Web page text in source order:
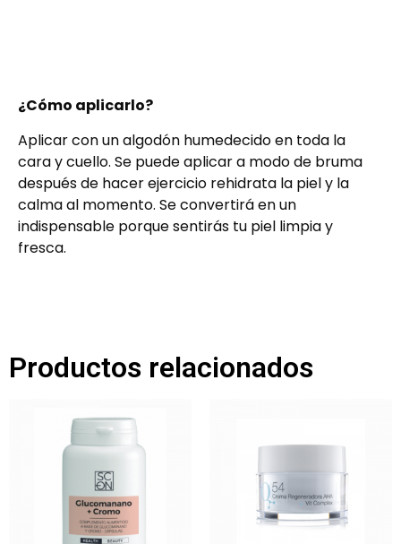
¿Cómo aplicarlo?
Aplicar con un algodón humedecido en toda la
cara y cuello. Se puede aplicar a modo de bruma
después de hacer ejercicio rehidrata la piel y la
calma al momento. Se convertirá en un
indispensable porque sentirás tu piel limpia y
fresca.
Productos relacionados